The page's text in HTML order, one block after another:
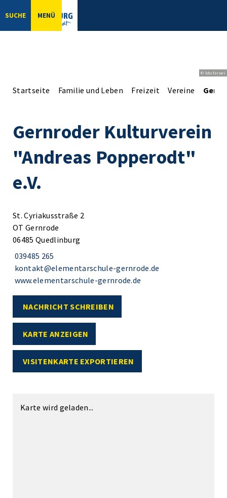
SUCHE MENÜ
© bbsferrari
Startseite Familie und Leben Freizeit Vereine
Gernroder Kulturverein
"Andreas Popperodt"
e.V.
St. Cyriakusstraße 2
OT Gernrode
06485 Quedlinburg
039485 265
kontakt@elementarschule-gernrode.de
www.elementarschule-gernrode.de
NACHRICHT SCHREIBEN
KARTE ANZEIGEN
VISITENKARTE EXPORTIEREN
Karte wird geladen...